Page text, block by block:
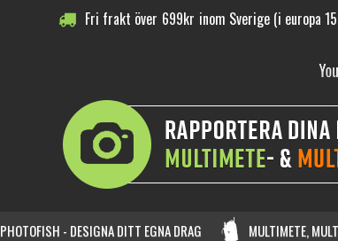
Fri frakt över 699kr inom Sverige (i europa
PHOTOFISH - DESIGNA DITT EGNA DRAG MULTIMETE,